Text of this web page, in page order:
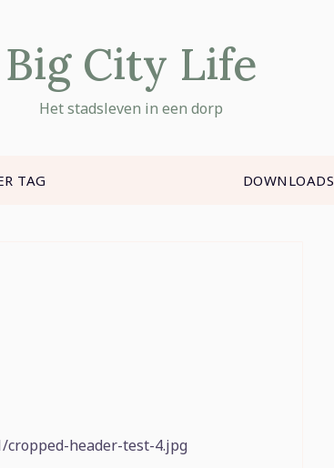
Big City Life
Het stadsleven in een dorp
TAG DOWNLOADS
header-test-4.jpg